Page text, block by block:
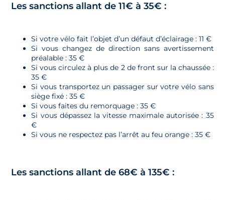
Les sanctions allant de 11€ à 35€ :
Si votre vélo fait l’objet d’un défaut d’éclairage : 11 €
Si vous changez de direction sans avertissement
préalable : 35 €
Si vous circulez à plus de 2 de front sur la chaussée :
35 €
Si vous transportez un passager sur votre vélo sans
siège fixé : 35 €
Si vous faites du remorquage : 35 €
Si vous dépassez la vitesse maximale autorisée : 35
€
Si vous ne respectez pas l’arrêt au feu orange : 35 €
Les sanctions allant de 68€ à 135€ :